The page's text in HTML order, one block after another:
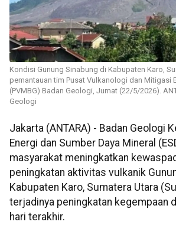
Kondisi Gunung Sinabung di Kabupaten Karo,
pemantauan tim Pusat Vulkanologi dan Mitigasi
(PVMBG) Badan Geologi, Jumat (22/5/2026).
Geologi
Jakarta (ANTARA) - Badan Geologi
Energi dan Sumber Daya Mineral
masyarakat meningkatkan
peningkatan aktivitas vulkanik
Kabupaten Karo, Sumatera Utara
terjadinya peningkatan kegempaan
hari terakhir.